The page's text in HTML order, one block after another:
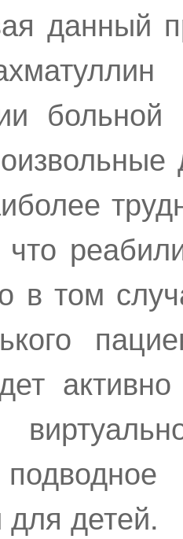
данный
что
в том
детей.